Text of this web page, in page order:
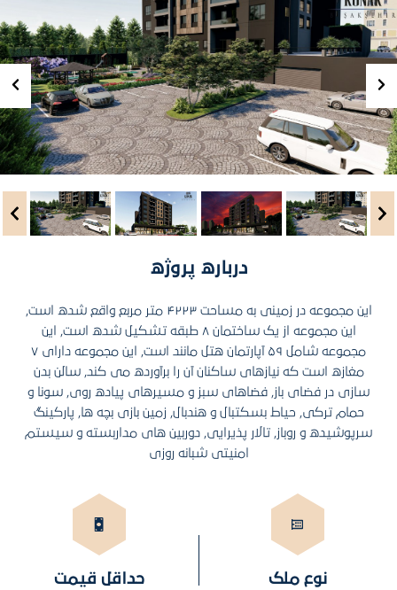
درباره پروژه
این مجموعه در زمینی به مساحت ۴۲۲۳ متر مربع واقع شده است,
این مجموعه از یک ساختمان ۸ طبقه تشکیل شده است, این
مجموعه شامل ۵۹ آپارتمان هتل مانند است, این مجموعه دارای ۷
مغازه است که نیازهای ساکنان آن را برآورده می کند, سالن بدن
سازی در فضای باز, فضاهای سبز و مسیرهای پیاده روی, سونا و
حمام ترکی, حیاط بسکتبال و هندبال, زمین بازی بچه ها, پارکینگ
سرپوشیده و روباز, تالار پذیرایی, دوربین های مداربسته و سیستم
امنیتی شبانه روزی
نوع ملک حداقل قیمت